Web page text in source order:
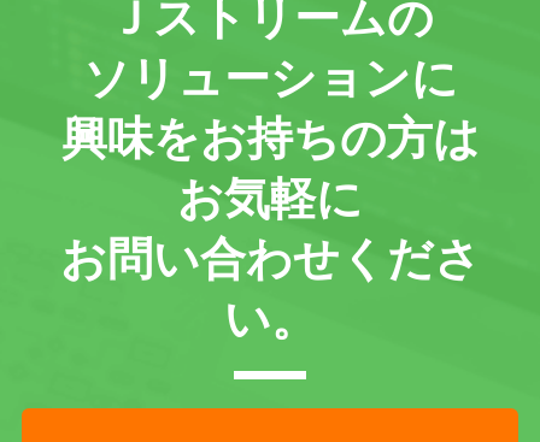
Ｊストリームの
ソリューションに
興味をお持ちの方は
お気軽に
お問い合わせくださ
い。